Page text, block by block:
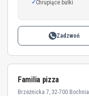
Chrupiące bułki
Zadzwoń
Familia pizza
Brzeźnicka 7, 32-700 Bochnia